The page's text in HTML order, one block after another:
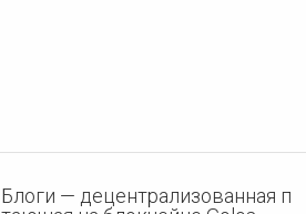
— децентрализованная п